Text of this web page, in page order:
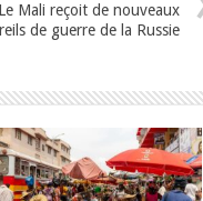
Le Mali reçoit de nouveaux
de guerre de la Russie